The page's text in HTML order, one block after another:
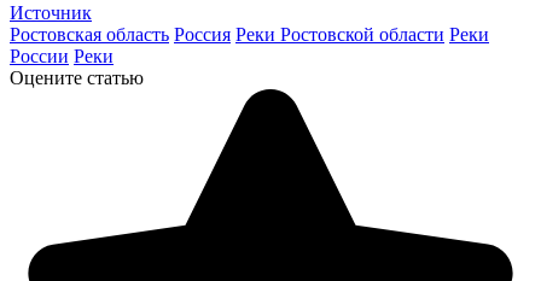
Источник
Ростовская область Россия Реки Ростовской области Реки
России Реки
Оцените статью